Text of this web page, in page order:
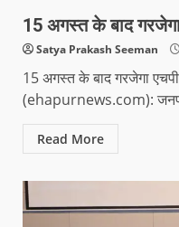
15 अगस्त के बाद
Satya Prakash Seeman
15 अगस्त के बाद गरजेगा
(ehapurnews.com):
Read More